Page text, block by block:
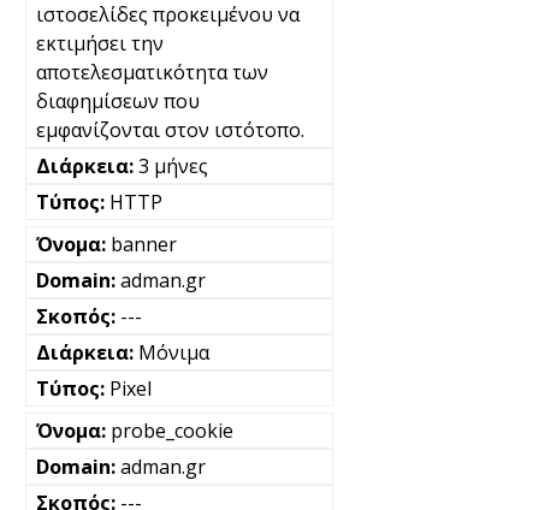
ιστοσελίδες προκειμένου να
εκτιμήσει την
αποτελεσματικότητα των
διαφημίσεων που
εμφανίζονται στον ιστότοπο.
3 μήνες
HTTP
banner
adman.gr
---
Μόνιμα
Pixel
probe_cookie
adman.gr
---